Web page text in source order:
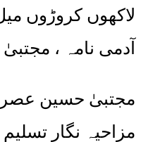
لاکھوں کروڑوں
آدمی نامہ ،
مجتبیٰ حسین
مزاحیہ نگار